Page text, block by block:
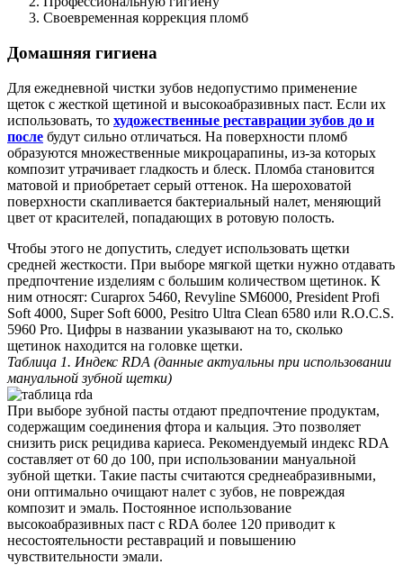
Своевременная коррекция пломб
Домашняя гигиена
Для ежедневной чистки зубов недопустимо применение
щеток с жесткой щетиной и высокоабразивных паст. Если их
использовать, то художественные реставрации зубов до и
после будут сильно отличаться. На поверхности пломб
образуются множественные микроцарапины, из-за которых
композит утрачивает гладкость и блеск. Пломба становится
матовой и приобретает серый оттенок. На шероховатой
поверхности скапливается бактериальный налет, меняющий
цвет от красителей, попадающих в ротовую полость.
Чтобы этого не допустить, следует использовать щетки
средней жесткости. При выборе мягкой щетки нужно отдавать
предпочтение изделиям с большим количеством щетинок. К
ним относят: Curaprox 5460, Revyline SM6000, President Profi
Soft 4000, Super Soft 6000, Pesitro Ultra Clean 6580 или R.O.C.S.
5960 Pro. Цифры в названии указывают на то, сколько
щетинок находится на головке щетки.
Таблица 1. Индекс RDA (данные актуальны при использовании
мануальной зубной щетки)
При выборе зубной пасты отдают предпочтение продуктам,
содержащим соединения фтора и кальция. Это позволяет
снизить риск рецидива кариеса. Рекомендуемый индекс RDA
составляет от 60 до 100, при использовании мануальной
зубной щетки. Такие пасты считаются среднеабразивными,
они оптимально очищают налет с зубов, не повреждая
композит и эмаль. Постоянное использование
высокоабразивных паст с RDA более 120 приводит к
несостоятельности реставраций и повышению
чувствительности эмали.